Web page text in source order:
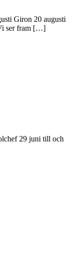
Giron 20 augusti
ser fram […]
29 juni till och